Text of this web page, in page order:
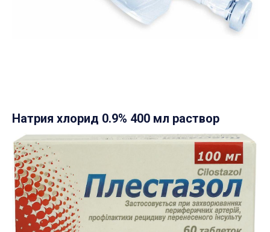
Натрия хлорид 0.9% 400 мл раствор